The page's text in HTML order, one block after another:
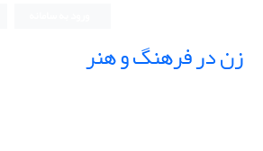
زن در فرهنگ و هنر